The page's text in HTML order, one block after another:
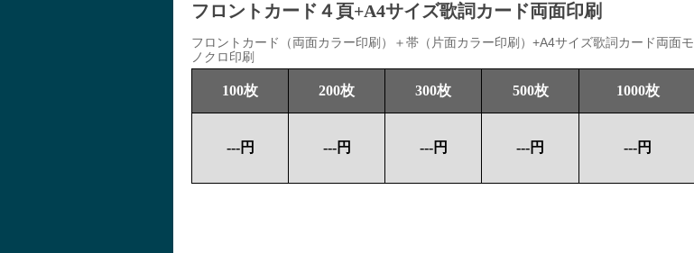
フロントカード４頁+A4サイズ歌詞カード両面印刷
フロントカード（両面カラー印刷）＋帯（片面カラー印刷）+A4サイズ歌詞カード両面モ
ノクロ印刷
100枚 200枚 300枚 500枚 1000枚
---円 ---円 ---円 ---円 ---円